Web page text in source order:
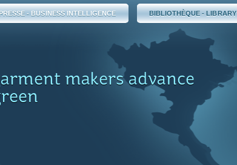
- BUSINESS INTELLIGENCE BIBLIOTHÈQUE - LIBRARY
makers advance